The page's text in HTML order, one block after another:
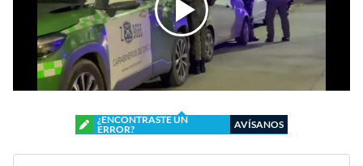
¿ENCONTRASTE UN
ERROR?
AVÍSANOS